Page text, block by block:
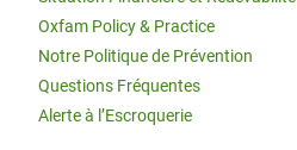
Oxfam Policy & Practice
Notre Politique de Prévention
Questions Fréquentes
Alerte à l’Escroquerie